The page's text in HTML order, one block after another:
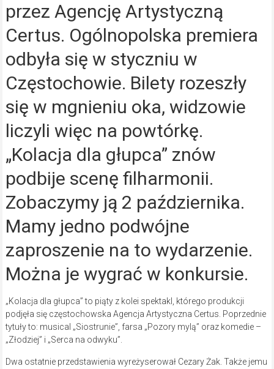
przez Agencję Artystyczną
Certus. Ogólnopolska premiera
odbyła się w styczniu w
Częstochowie. Bilety rozeszły
się w mgnieniu oka, widzowie
liczyli więc na powtórkę.
„Kolacja dla głupca” znów
podbije scenę filharmonii.
Zobaczymy ją 2 października.
Mamy jedno podwójne
zaproszenie na to wydarzenie.
Można je wygrać w konkursie.
„Kolacja dla głupca” to piąty z kolei spektakl, którego produkcji
podjęła się częstochowska Agencja Artystyczna Certus. Poprzednie
tytuły to: musical „Siostrunie”, farsa „Pozory mylą” oraz komedie –
„Złodziej” i „Serca na odwyku”.
Dwa ostatnie przedstawienia wyreżyserował Cezary Żak. Także jemu